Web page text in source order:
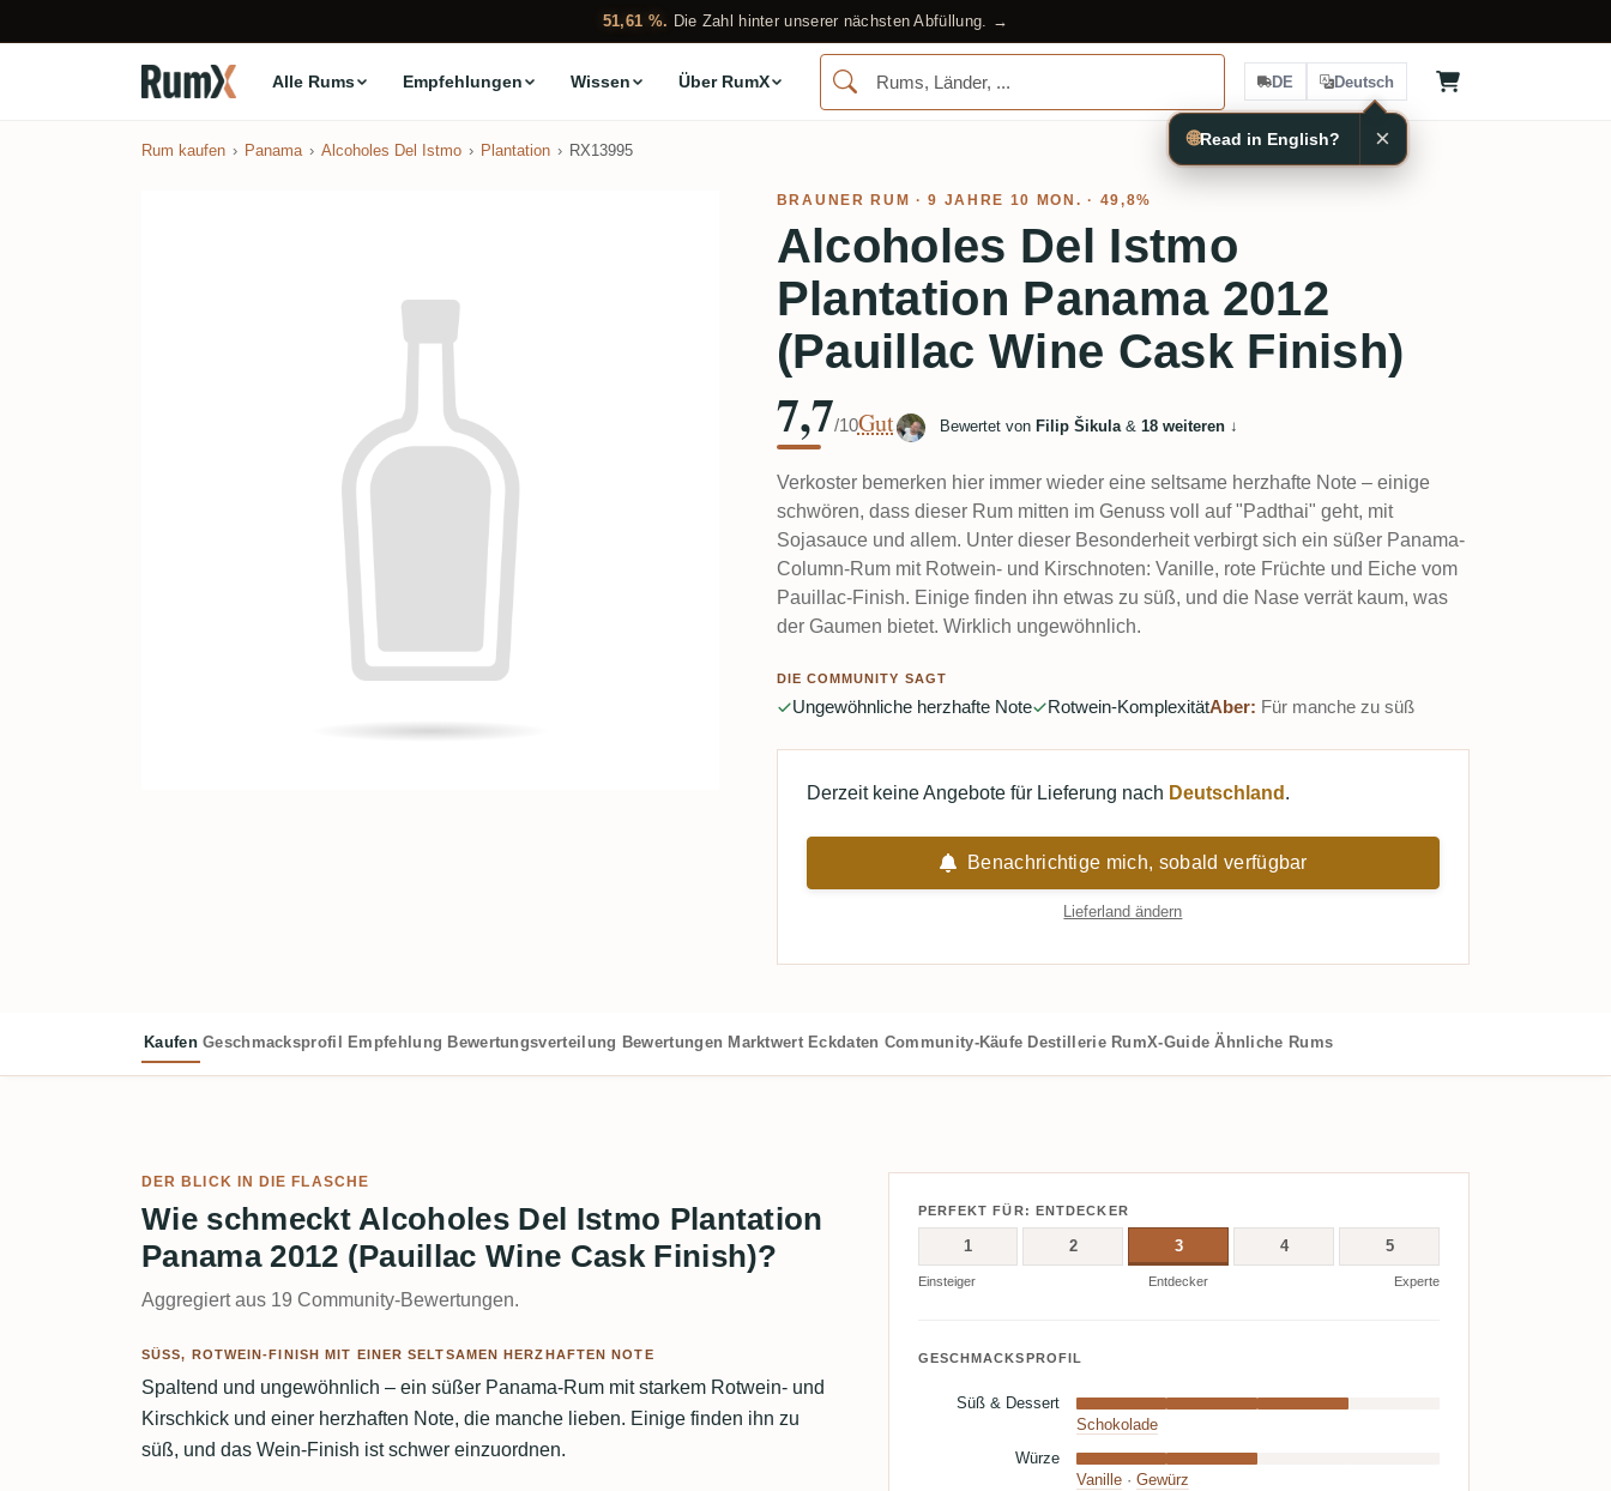
51,61 %. Die Zahl hinter unserer nächsten Abfüllung. →
Alle Rums Empfehlungen Wissen Über RumX DE Deutsch
Rum kaufen Panama Alcoholes Del Istmo Plantation RX13995
BRAUNER RUM · 9 JAHRE 10 MON. · 49,8%
Alcoholes Del Istmo
Plantation Panama 2012
(Pauillac Wine Cask Finish)
7,7/10Gut Bewertet von Filip Šikula& 18 weiteren↓
Verkoster bemerken hier immer wieder eine seltsame herzhafte Note – einige
schwören, dass dieser Rum mitten im Genuss voll auf "Padthai" geht, mit
Sojasauce und allem. Unter dieser Besonderheit verbirgt sich ein süßer Panama-
Column-Rum mit Rotwein- und Kirschnoten: Vanille, rote Früchte und Eiche vom
Pauillac-Finish. Einige finden ihn etwas zu süß, und die Nase verrät kaum, was
der Gaumen bietet. Wirklich ungewöhnlich.
DIE COMMUNITY SAGT
Ungewöhnliche herzhafte Note Rotwein-KomplexitätAber: Für manche zu süß
Derzeit keine Angebote für Lieferung nach Deutschland .
Benachrichtige mich, sobald verfügbar
Lieferland ändern
Kaufen Geschmacksprofil Empfehlung Bewertungsverteilung Bewertungen Marktwert Eckdaten Community-Käufe Destillerie RumX-Guide Ähnliche Rums
DER BLICK IN DIE FLASCHE
Wie schmeckt Alcoholes Del Istmo Plantation
Panama 2012 (Pauillac Wine Cask Finish)?
Aggregiert aus 19 Community-Bewertungen.
SÜSS, ROTWEIN-FINISH MIT EINER SELTSAMEN HERZHAFTEN NOTE
Spaltend und ungewöhnlich – ein süßer Panama-Rum mit starkem Rotwein- und
Kirschkick und einer herzhaften Note, die manche lieben. Einige finden ihn zu
süß, und das Wein-Finish ist schwer einzuordnen.
PERFEKT FÜR: ENTDECKER
1 2 3 4 5
Einsteiger Entdecker Experte
GESCHMACKSPROFIL
Süß & Dessert
Schokolade
Würze
Vanille· Gewürz
🌐Read in English? ×